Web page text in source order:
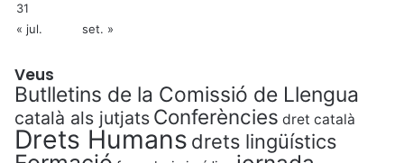
31
« jul.
set. »
Veus
Butlletins de la Comissió de Llengua
català als jutjats Conferències dret català
Drets Humans drets lingüístics